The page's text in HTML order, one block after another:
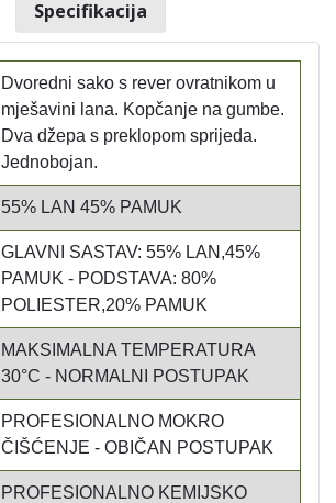
Specifikacija
Dvoredni sako s rever ovratnikom u
mješavini lana. Kopčanje na gumbe.
Dva džepa s preklopom sprijeda.
Jednobojan.
55% LAN 45% PAMUK
GLAVNI SASTAV: 55% LAN,45%
PAMUK - PODSTAVA: 80%
POLIESTER,20% PAMUK
MAKSIMALNA TEMPERATURA
30°C - NORMALNI POSTUPAK
PROFESIONALNO MOKRO
ČIŠĆENJE - OBIČAN POSTUPAK
PROFESIONALNO KEMIJSKO